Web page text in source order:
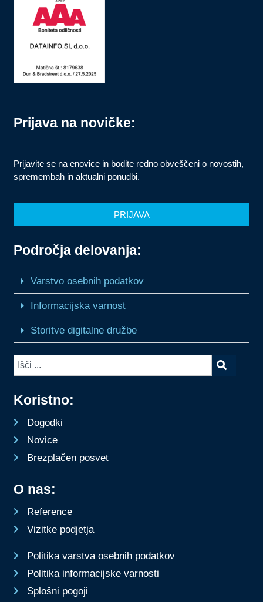
O nas:
Reference
Vizitke podjetja
Politika varstva osebnih podatkov
Politika informacijske varnosti
Splošni pogoji
Koristno:
Dogodki
Novice
Brezplačen posvet
Področja delovanja:
Varstvo osebnih podatkov
Informacijska varnost
Storitve digitalne družbe
Prijava na novičke:
Prijavite se na enovice in bodite redno obveščeni o novostih,
spremembah in aktualni ponudbi.
PRIJAVA